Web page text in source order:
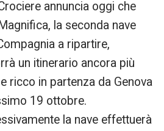
annuncia oggi che
la seconda nave
a ripartire,
un itinerario ancora più
e ricco in partenza da Genova
19 ottobre.
la nave effettuerà